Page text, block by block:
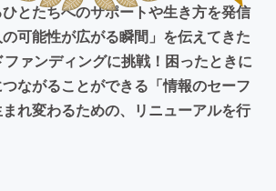
とたちへのサポートや生き方を発信
可能性が広がる瞬間」を伝えてきた
ァンディングに挑戦！困ったときに
ながることができる「情報のセーフ
れ変わるための、リニューアルを行